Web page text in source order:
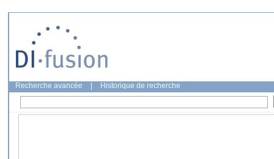
Recherche avancée Historique de recherche